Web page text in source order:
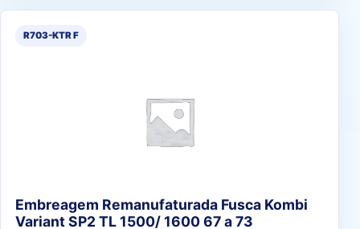
R703-KTR F
Embreagem Remanufaturada Fusca Kombi
Variant SP2 TL 1500/ 1600 67 a 73